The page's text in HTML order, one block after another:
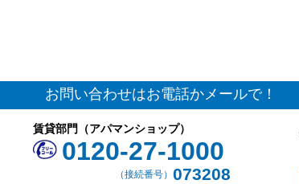
お問い合わせはお電話かメールで！
賃貸部門（アパマンショップ）
0120-27-1000
（接続番号） 073208